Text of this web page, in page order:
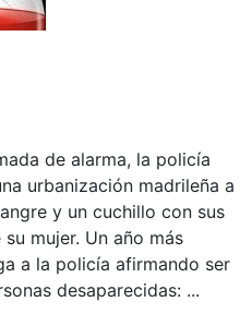
de alarma, la policía
urbanización madrileña a
y un cuchillo con sus
mujer. Un año más
a la policía afirmando ser
desaparecidas: ...